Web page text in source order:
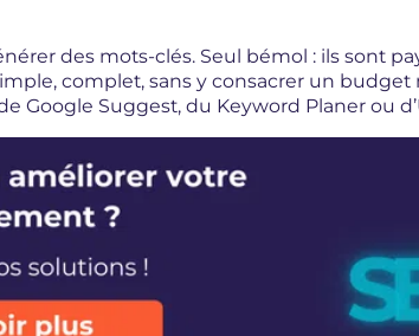
des mots-clés. Seul bémol : ils sont
complet, sans y consacrer un budget
Google Suggest, du Keyword Planer ou